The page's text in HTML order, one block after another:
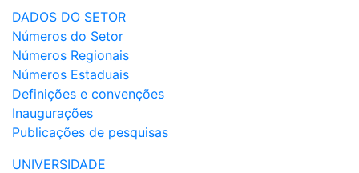
DADOS DO SETOR
Números do Setor
Números Regionais
Números Estaduais
Definições e convenções
Inaugurações
Publicações de pesquisas
UNIVERSIDADE